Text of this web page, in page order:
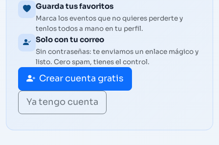
Guarda tus favoritos
Marca los eventos que no quieres perderte y
tenlos todos a mano en tu perfil.
Solo con tu correo
Sin contraseñas: te enviamos un enlace mágico y
listo. Cero spam, tienes el control.
Crear cuenta gratis
Ya tengo cuenta